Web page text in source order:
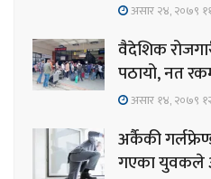
असार २४, २०७९
वैदेशिक
पठायो, नत
असार १४, २०७९
अर्कैकी
गएका युवकले